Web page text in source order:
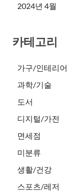
2024년 4월
카테고리
가구/인테리어
과학/기술
도서
디지털/가전
면세점
미분류
생활/건강
스포츠/레저